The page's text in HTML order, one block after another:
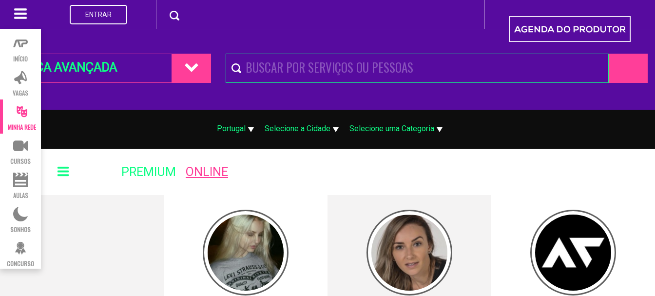
INÍCIO
VAGAS
MINHA REDE
CURSOS
AULAS
SONHOS
CONCURSO
ENTRAR
BUSCA AVANÇADA
Portugal Selecione a Cidade Selecione uma Categoria
PREMIUM ONLINE